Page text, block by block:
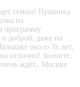
семью! Пушинка
на
программу
и доброй, даже на
около 3х лет,
отлично! Звоните,
ждёт.. Москва